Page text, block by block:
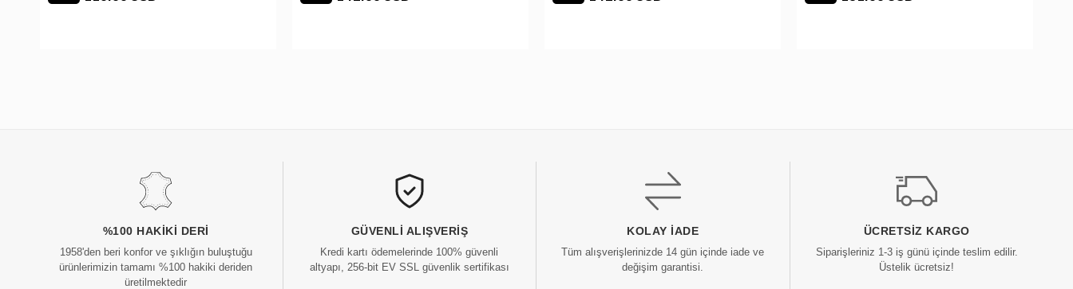
%100 HAKIKI DERI
1958'den beri konfor ve şıklığın buluştuğu
ürünlerimizin tamamı %100 hakiki deriden
üretilmektedir
GÜVENLI ALIŞVERIŞ
Kredi kartı ödemelerinde 100% güvenli
altyapı, 256-bit EV SSL güvenlik sertifikası
KOLAY İADE
Tüm alışverişlerinizde 14 gün içinde iade ve
değişim garantisi.
ÜCRETSIZ KARGO
Siparişleriniz 1-3 iş günü içinde teslim edilir.
Üstelik ücretsiz!